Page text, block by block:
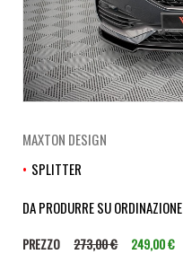
MAXTON DESIGN
SPLITTER
DA PRODURRE SU ORDINAZIONE
PREZZO 273,00 € 249,00 €